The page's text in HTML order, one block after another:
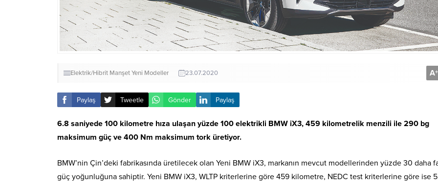
Elektrik/Hibrit ManşetYeni Modeller 23.07.2020 A+
Paylaş Tweetle Gönder Paylaş
6.8 saniyede 100 kilometre hıza ulaşan yüzde 100 elektrikli BMW iX3, 459 kilometrelik menzili ile 290 bg
maksimum güç ve 400 Nm maksimum tork üretiyor.
BMW’nin Çin’deki fabrikasında üretilecek olan Yeni BMW iX3, markanın mevcut modellerinden yüzde 30 daha
güç yoğunluğuna sahiptir. Yeni BMW iX3, WLTP kriterlerine göre 459 kilometre, NEDC test kriterlerine göre ise